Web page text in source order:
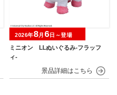
ミニオン LLぬいぐるみ‐フラッフ
ィ‐
2026年8月 6 日～登場